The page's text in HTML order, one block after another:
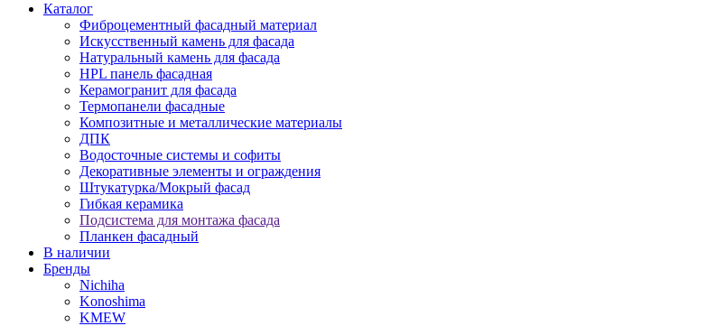
Каталог
Фиброцементный фасадный материал
Искусственный камень для фасада
Натуральный камень для фасада
HPL панель фасадная
Керамогранит для фасада
Термопанели фасадные
Композитные и металлические материалы
ДПК
Водосточные системы и софиты
Декоративные элементы и ограждения
Штукатурка/Мокрый фасад
Гибкая керамика
Подсистема для монтажа фасада
Планкен фасадный
В наличии
Бренды
Nichiha
Konoshima
KMEW